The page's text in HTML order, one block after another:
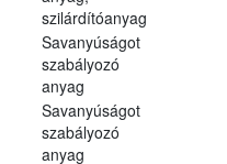
szilárdítóanyag
Savanyúságot
szabályozó
anyag
Savanyúságot
szabályozó
anyag